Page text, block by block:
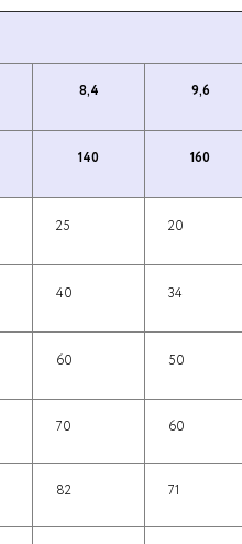
8,4 9,6
140 160
25 20
40 34
60 50
70 60
82 71